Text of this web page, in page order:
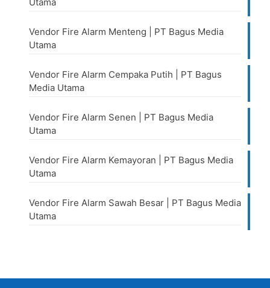
Vendor Fire Alarm Menteng | PT Bagus Media
Utama
Vendor Fire Alarm Cempaka Putih | PT Bagus
Media Utama
Vendor Fire Alarm Senen | PT Bagus Media
Utama
Vendor Fire Alarm Kemayoran | PT Bagus Media
Utama
Vendor Fire Alarm Sawah Besar | PT Bagus Media
Utama